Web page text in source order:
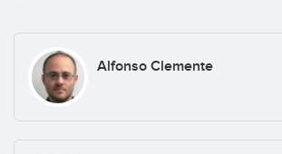
Alfonso Clemente